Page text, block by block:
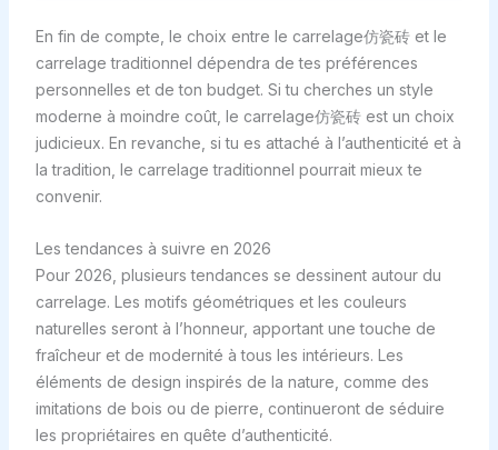
En fin de compte, le choix entre le carrelage仿瓷砖 et le
carrelage traditionnel dépendra de tes préférences
personnelles et de ton budget. Si tu cherches un style
moderne à moindre coût, le carrelage仿瓷砖 est un choix
judicieux. En revanche, si tu es attaché à l’authenticité et à
la tradition, le carrelage traditionnel pourrait mieux te
convenir.
Les tendances à suivre en 2026
Pour 2026, plusieurs tendances se dessinent autour du
carrelage. Les motifs géométriques et les couleurs
naturelles seront à l’honneur, apportant une touche de
fraîcheur et de modernité à tous les intérieurs. Les
éléments de design inspirés de la nature, comme des
imitations de bois ou de pierre, continueront de séduire
les propriétaires en quête d’authenticité.